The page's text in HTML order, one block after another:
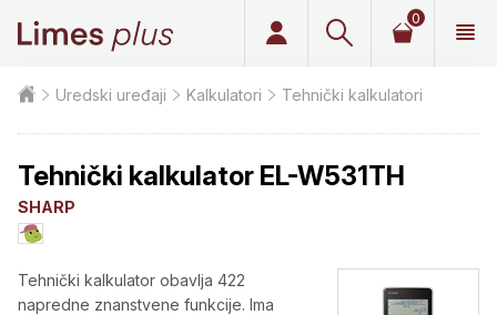
0
Uredski uređaji Kalkulatori Tehnički kalkulatori
Tehnički kalkulator EL-W531TH
SHARP
Tehnički kalkulator obavlja 422
napredne znanstvene funkcije. Ima